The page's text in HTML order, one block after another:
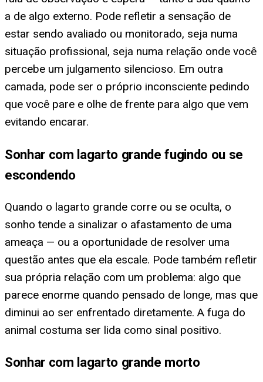
a de algo externo. Pode refletir a sensação de
estar sendo avaliado ou monitorado, seja numa
situação profissional, seja numa relação onde você
percebe um julgamento silencioso. Em outra
camada, pode ser o próprio inconsciente pedindo
que você pare e olhe de frente para algo que vem
evitando encarar.
Sonhar com lagarto grande fugindo ou se
escondendo
Quando o lagarto grande corre ou se oculta, o
sonho tende a sinalizar o afastamento de uma
ameaça — ou a oportunidade de resolver uma
questão antes que ela escale. Pode também refletir
sua própria relação com um problema: algo que
parece enorme quando pensado de longe, mas que
diminui ao ser enfrentado diretamente. A fuga do
animal costuma ser lida como sinal positivo.
Sonhar com lagarto grande morto